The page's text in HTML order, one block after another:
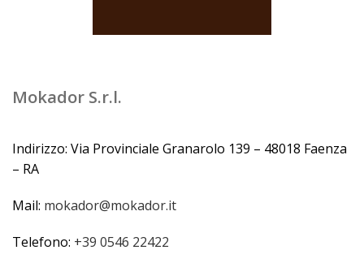
Mokador S.r.l.
Indirizzo: Via Provinciale Granarolo 139 – 48018 Faenza
– RA
Mail: mokador@mokador.it
Telefono: +39 0546 22422